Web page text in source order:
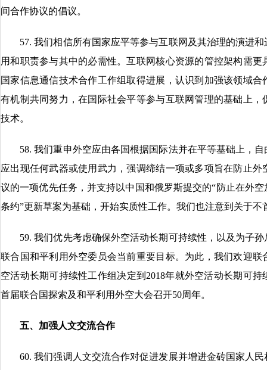
间合作协议的倡议。
57. 我们相信所有国家应平等参与互联网及其治理的演进和
用和职责参与其中的必需性。互联网核心资源的管控架构需
国家信息通信技术合作工作组取得进展，认识到加强该领域
有机制共同努力，在国际社会平等参与互联网管理的基础上
技术。
58. 我们重申外空应由各国根据国际法并在平等基础上，自
应出现任何武器或使用武力，强调缔结一项或多项旨在防止
议的一项优先任务，并支持以中国和俄罗斯提交的“防止在外
条约”更新草案为基础，开始实质性工作。我们也注意到关于
59. 我们优先考虑确保外空活动长期可持续性，以及为子孙
联合国和平利用外空委员会当前重要目标。为此，我们欢迎
空活动长期可持续性工作组决定到2018年就外空活动长期可
首届联合国探索及和平利用外空大会召开50周年。
五、加强人文交流合作
60. 我们强调人文交流合作对促进发展并增进金砖国家人民